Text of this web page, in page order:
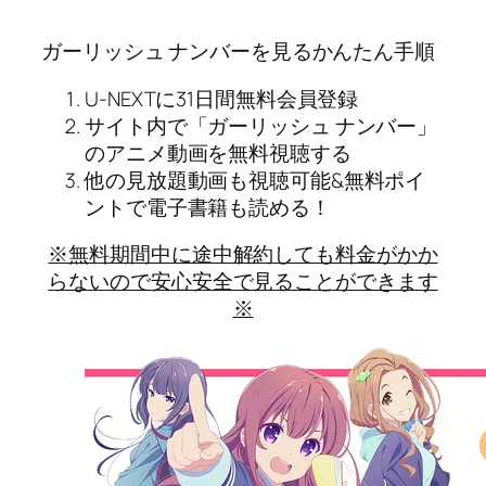
ガーリッシュ ナンバーを見るかんたん手順
U-NEXTに31日間無料会員登録
サイト内で「ガーリッシュ ナンバー」
のアニメ動画を無料視聴する
他の見放題動画も視聴可能&無料ポイ
ントで電子書籍も読める！
※無料期間中に途中解約しても料金がかか
らないので安心安全で見ることができます
※